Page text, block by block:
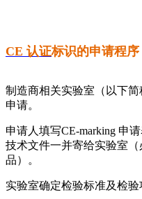
CE 认证标识的申请程序
制造商相关实验室（以下
申请。
申请人填写CE-marking 申
技术文件一并寄给实验室
品）。
实验室确定检验标准及检验